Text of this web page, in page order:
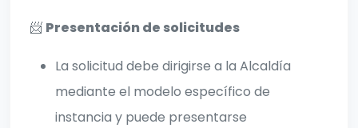
📨 Presentación de solicitudes
La solicitud debe dirigirse a la Alcaldía
mediante el modelo específico de
instancia y puede presentarse